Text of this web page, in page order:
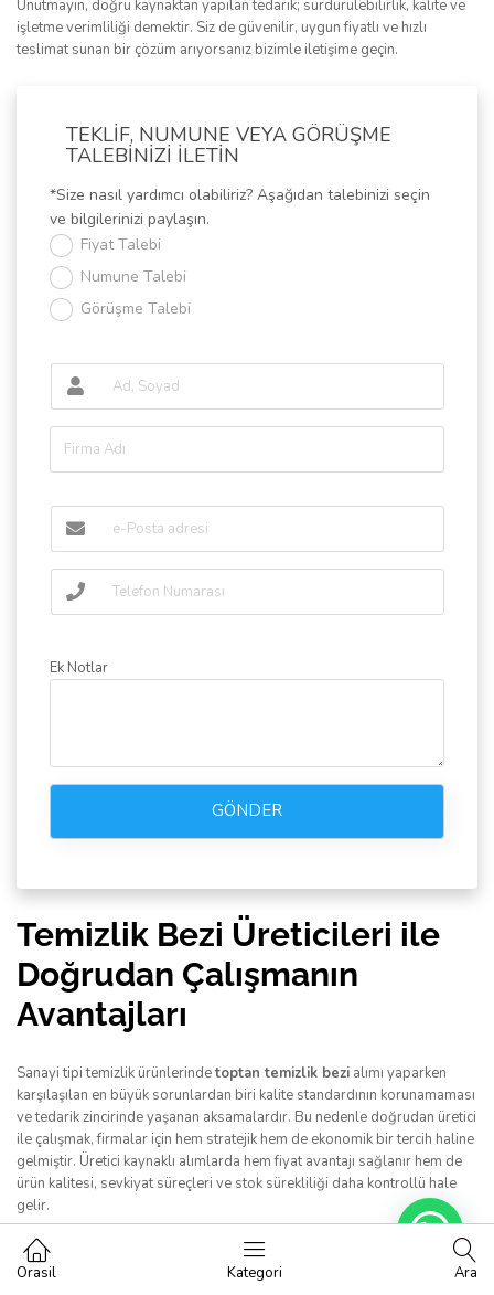
Unutmayın, doğru kaynaktan yapılan tedarik; sürdürülebilirlik, kalite ve
işletme verimliliği demektir. Siz de güvenilir, uygun fiyatlı ve hızlı
teslimat sunan bir çözüm arıyorsanız bizimle iletişime geçin.
TEKLİF, NUMUNE VEYA GÖRÜŞME
TALEBİNİZİ İLETİN
*Size nasıl yardımcı olabiliriz? Aşağıdan talebinizi seçin
ve bilgilerinizi paylaşın.
Fiyat Talebi
Numune Talebi
Görüşme Talebi
Ek Notlar
GÖNDER
Temizlik Bezi Üreticileri ile
Doğrudan Çalışmanın
Avantajları
Sanayi tipi temizlik ürünlerindetoptan temizlik bezi alımı yaparken
karşılaşılan en büyük sorunlardan biri kalite standardının korunamaması
ve tedarik zincirinde yaşanan aksamalardır. Bu nedenle doğrudan üretici
ile çalışmak, firmalar için hem stratejik hem de ekonomik bir tercih haline
gelmiştir. Üretici kaynaklı alımlarda hem fiyat avantajı sağlanır hem de
ürün kalitesi, sevkiyat süreçleri ve stok sürekliliği daha kontrollü hale
gelir.
Temizlik bezi üreticileri
, ürünün hammaddesinden paketlenmesine
kadar her aşamayı kontrol edebildiği için, müşterinin özel ihtiyaçlarına
Orasil Kategori Ara
TALEP FORMU